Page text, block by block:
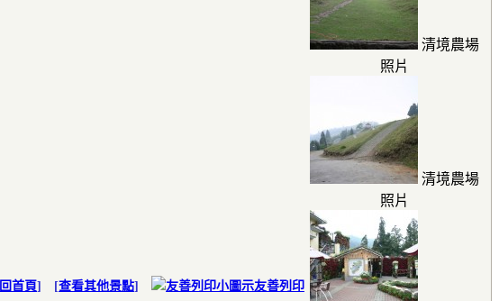
清境農場
照片
清境農場
照片
回首頁] [查看其他景點]
友善列印